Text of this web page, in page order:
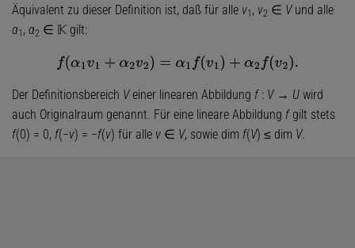
Äquivalent zu dieser Definition ist, daß für alle v1 , v2 ∈ Vund alle
α1 , α2 ∈ 𝕂 gilt:
(α1v1+α2 v 2)= α1f v1)+α2 f(v 2).
Der Definitionsbereich Veiner linearen Abbildung f: V→ U wird
auch Originalraum genannt. Für eine lineare Abbildung fgilt stets
f(0) = 0, f(−v) = −f(v) für alle v ∈ V, sowie dim f(V) ≤ dim V.